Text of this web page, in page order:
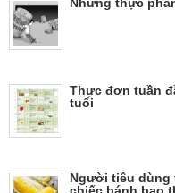
Những thực
Thực đơn tuần
tuổi
Người tiêu dùng